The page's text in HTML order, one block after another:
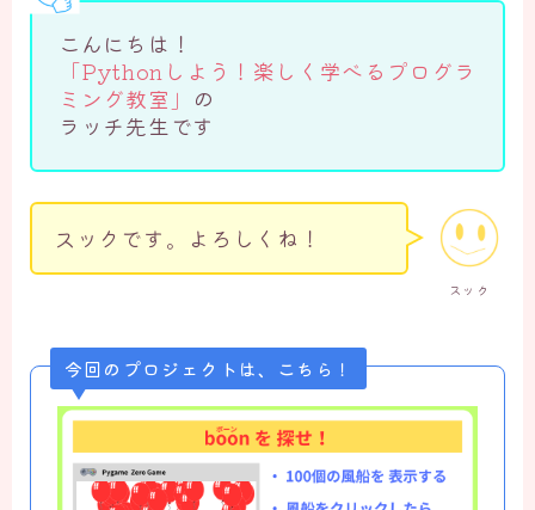
こんにちは！
「Pythonしよう！楽しく学べるプログラ
ミング教室」 の
ラッチ先生です
スック
スックです。よろしくね！
今回のプロジェクトは、こち ら！